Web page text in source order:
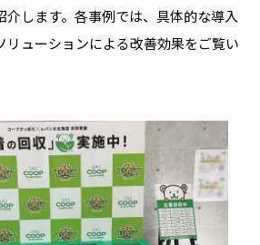
します。各事例では、具体的な導入
リューションによる改善効果をご覧い